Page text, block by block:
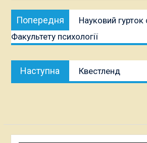
Навігація
записів
Попередня
публікація:
Науковий гурток
Факультету психології
Наступна
публікація:
Квестленд